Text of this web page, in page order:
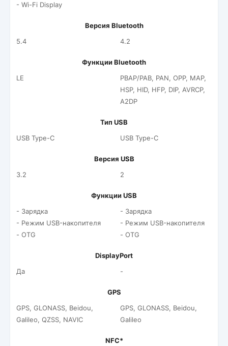
- Wi-Fi Display
Версия Bluetooth
5.4
4.2
Функции Bluetooth
LE
PBAP/PAB, PAN, OPP, MAP,
HSP, HID, HFP, DIP, AVRCP,
A2DP
Тип USB
USB Type-C
USB Type-C
Версия USB
3.2
2
Функции USB
- Зарядка
- Режим USB-накопителя
- OTG
- Зарядка
- Режим USB-накопителя
- OTG
DisplayPort
Да
-
GPS
GPS, GLONASS, Beidou,
Galileo, QZSS, NAVIC
GPS, GLONASS, Beidou,
Galileo
NFC*